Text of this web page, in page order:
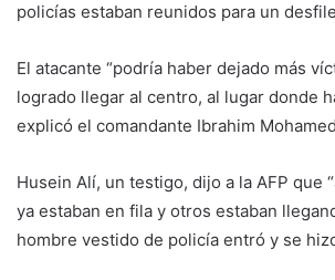
policías estaban reunidos para un
El atacante “podría haber dejado más
logrado llegar al centro, al lugar donde
explicó el comandante Ibrahim
Husein Alí, un testigo, dijo a la AFP que
ya estaban en fila y otros estaban
hombre vestido de policía entró y se